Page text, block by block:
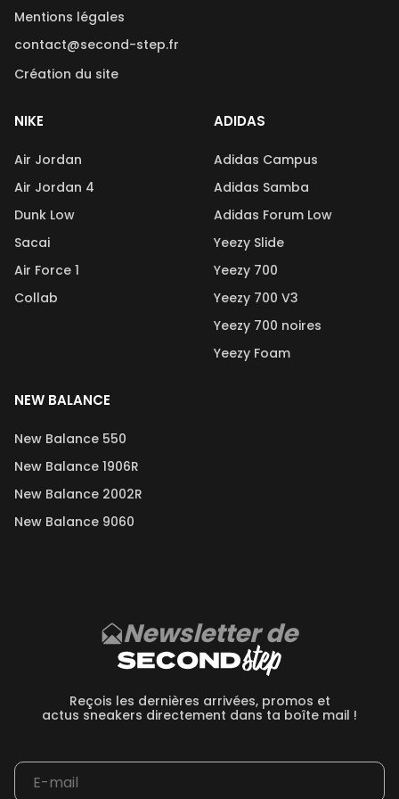
Mentions légales
contact@second-step.fr
Création du site
NIKE
Air Jordan
Air Jordan 4
Dunk Low
Sacai
Air Force 1
Collab
ADIDAS
Adidas Campus
Adidas Samba
Adidas Forum Low
Yeezy Slide
Yeezy 700
Yeezy 700 V3
Yeezy 700 noires
Yeezy Foam
NEW BALANCE
New Balance 550
New Balance 1906R
New Balance 2002R
New Balance 9060
Newsletter de
Reçois les dernières arrivées, promos et
actus sneakers directement dans ta boîte mail !